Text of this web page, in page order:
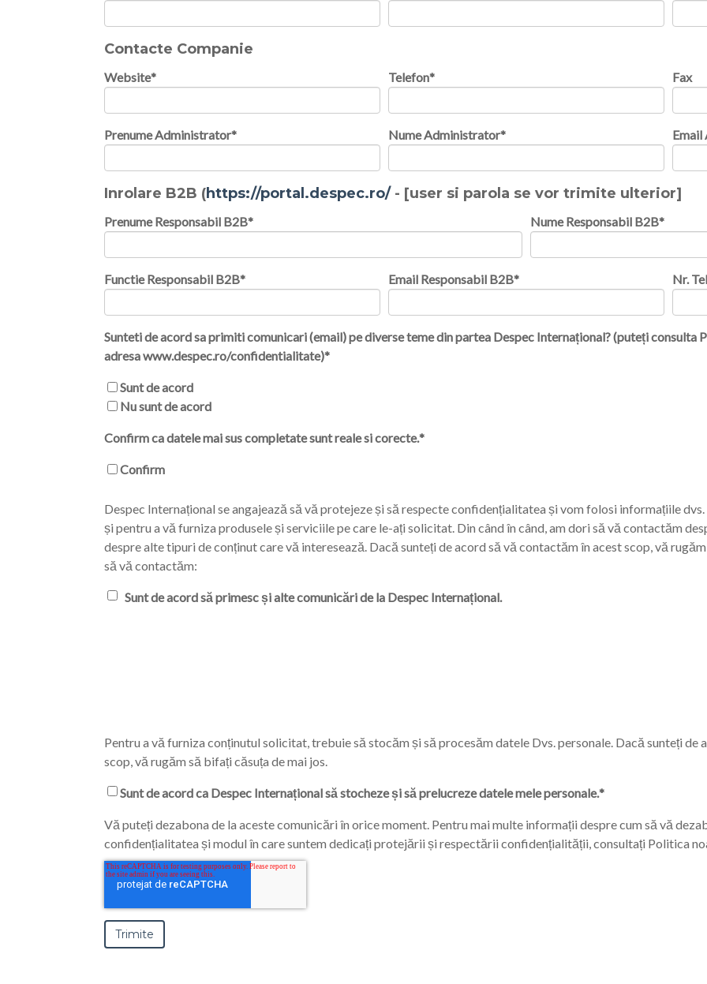
Contacte Companie
Website* Telefon* Fax
Prenume Administrator* Nume Administrator*
Inrolare B2B (https://portal.despec.ro/- [user si parola se vor trimite ulterior]
Prenume Responsabil B2B* Nume Responsabil B2B*
Functie Responsabil B2B* Email Responsabil B2B* Nr.
Sunteti de acord sa primiti comunicari (email) pe diverse teme din partea Despec Internațional? (puteți
adresa www.despec.ro/confidentialitate)*
Sunt de acord
Nu sunt de acord
Confirm ca datele mai sus completate sunt reale si corecte.*
Confirm
Despec Internațional se angajează să vă protejeze și să respecte confidențialitatea și vom folosi informațiile
și pentru a vă furniza produsele și serviciile pe care le-ați solicitat. Din când în când, am dori să vă contactăm
despre alte tipuri de conținut care vă interesează. Dacă sunteți de acord să vă contactăm în acest scop, vă
să vă contactăm:
Sunt de acord să primesc și alte comunicări de la Despec Internațional.
Pentru a vă furniza conținutul solicitat, trebuie să stocăm și să procesăm datele Dvs. personale. Dacă sunteți de
scop, vă rugăm să bifați căsuța de mai jos.
Sunt de acord ca Despec Internațional să stocheze și să prelucreze datele mele personale.*
Vă puteți dezabona de la aceste comunicări în orice moment. Pentru mai multe informații despre cum să vă
confidențialitatea și modul în care suntem dedicați protejării și respectării confidențialității, consultați Politica